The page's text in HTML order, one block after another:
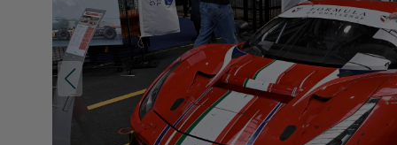
Reportage
Sport
Trafik